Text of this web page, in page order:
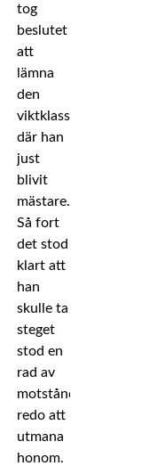
tog
beslutet
att
lämna
den
viktklass
där han
just
blivit
mästare.
Så fort
det stod
klart att
han
skulle ta
steget
stod en
rad av
motståndare
redo att
utmana
honom.